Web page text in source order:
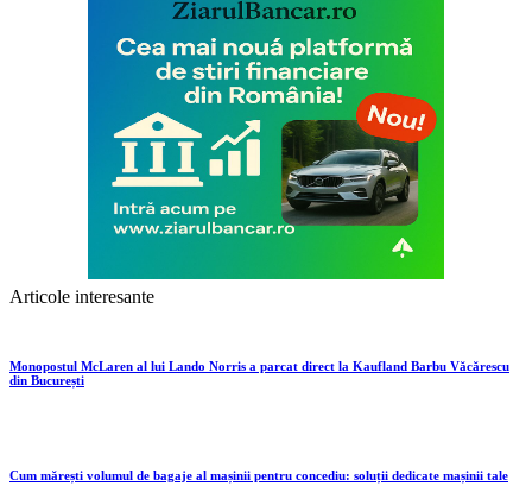
Articole interesante
Monopostul McLaren al lui Lando Norris a parcat direct la Kaufland Barbu Văcărescu
din București
Cum mărești volumul de bagaje al mașinii pentru concediu: soluții dedicate mașinii tale